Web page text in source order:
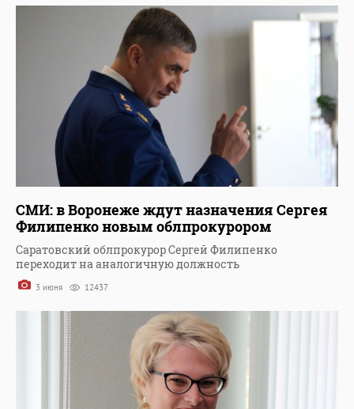
СМИ: в Воронеже ждут назначения Сергея
Филипенко новым облпрокурором
Саратовский облпрокурор Сергей Филипенко
переходит на аналогичную должность
3 июня 12437